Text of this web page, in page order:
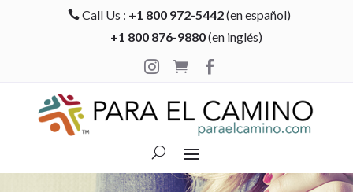
 Call Us : +1 800 972-5442(en español)
+1 800 876-9880(en inglés)

 